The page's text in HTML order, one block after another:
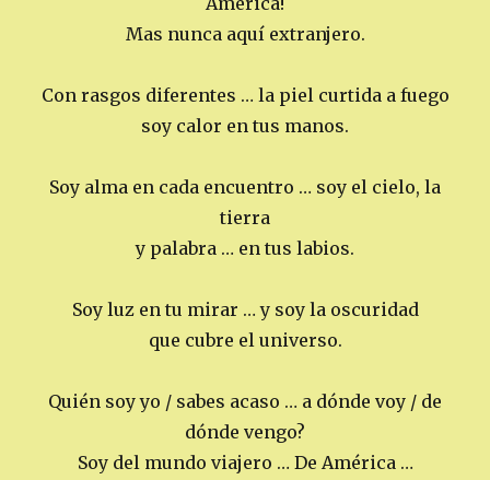
Mas nunca aquí extranjero.
Con rasgos diferentes … la piel curtida a fuego
soy calor en tus manos.
Soy alma en cada encuentro … soy el cielo, la
tierra
y palabra … en tus labios.
Soy luz en tu mirar … y soy la oscuridad
que cubre el universo.
Quién soy yo / sabes acaso … a dónde voy / de
dónde vengo?
Soy del mundo viajero … De América …